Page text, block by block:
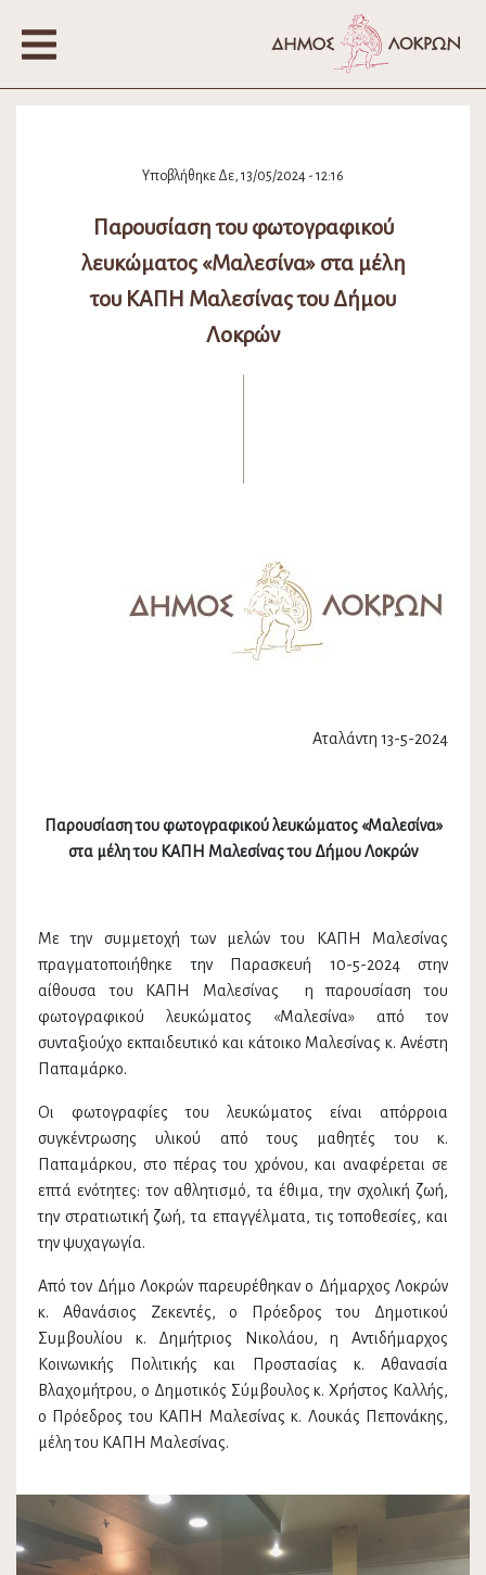
Υποβλήθηκε Δε, 13/05/2024 - 12:16
Παρουσίαση του φωτογραφικού
λευκώματος «Μαλεσίνα» στα μέλη
του ΚΑΠΗ Μαλεσίνας του Δήμου
Λοκρών
Αταλάντη 13-5-2024
Παρουσίαση του φωτογραφικού λευκώματος «Μαλεσίνα»
στα μέλη του ΚΑΠΗ Μαλεσίνας του Δήμου Λοκρών
Με την συμμετοχή των μελών του ΚΑΠΗ Μαλεσίνας
πραγματοποιήθηκε την Παρασκευή 10-5-2024 στην
αίθουσα του ΚΑΠΗ Μαλεσίνας η παρουσίαση του
φωτογραφικού λευκώματος «Μαλεσίνα» από τον
συνταξιούχο εκπαιδευτικό και κάτοικο Μαλεσίνας κ. Ανέστη
Παπαμάρκο.
Οι φωτογραφίες του λευκώματος είναι απόρροια
συγκέντρωσης υλικού από τους μαθητές του κ.
Παπαμάρκου, στο πέρας του χρόνου, και αναφέρεται σε
επτά ενότητες: τον αθλητισμό, τα έθιμα, την σχολική ζωή,
την στρατιωτική ζωή, τα επαγγέλματα, τις τοποθεσίες, και
την ψυχαγωγία.
Από τον Δήμο Λοκρών παρευρέθηκαν ο Δήμαρχος Λοκρών
κ. Αθανάσιος Ζεκεντές, ο Πρόεδρος του Δημοτικού
Συμβουλίου κ. Δημήτριος Νικολάου, η Αντιδήμαρχος
Κοινωνικής Πολιτικής και Προστασίας κ. Αθανασία
Βλαχομήτρου, ο Δημοτικός Σύμβουλος κ. Χρήστος Καλλής,
ο Πρόεδρος του ΚΑΠΗ Μαλεσίνας κ. Λουκάς Πεπονάκης,
μέλη του ΚΑΠΗ Μαλεσίνας.